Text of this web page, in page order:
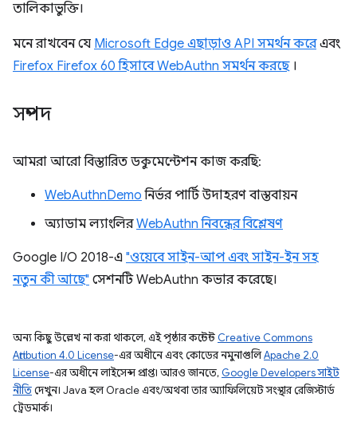
তালিকাভুক্তি।
মনে রাখবেন যে Microsoft Edge এছাড়াও API সমর্থন করেএবং
Firefox Firefox 60 হিসাবে WebAuthn সমর্থন করছে।
সম্পদ
আমরা আরো বিস্তারিত ডকুমেন্টেশন কাজ করছি:
WebAuthnDemo নির্ভর পার্টি উদাহরণ বাস্তবায়ন
অ্যাডাম ল্যাংলিরWebAuthn নিবন্ধের বিশ্লেষণ
Google I/O 2018-এ "ওয়েবে সাইন-আপ এবং সাইন-ইন সহ
নতুন কী আছে" সেশনটি WebAuthn কভার করেছে।
অন্য কিছু উল্লেখ না করা থাকলে, এই পৃষ্ঠার কন্টেন্ট Creative Commons
Attribution 4.0 License-এর অধীনে এবং কোডের নমুনাগুলিApache 2.0
License-এর অধীনে লাইসেন্স প্রাপ্ত। আরও জানতে, Google Developers সাইট
নীতিদেখুন। Java হল Oracle এবং/অথবা তার অ্যাফিলিয়েট সংস্থার রেজিস্টার্ড
ট্রেডমার্ক।